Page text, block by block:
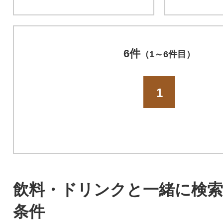
6件（1～6件目）
1
飲料・ドリンクと一緒に検
条件